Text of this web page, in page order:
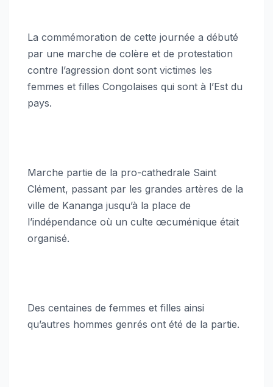
La commémoration de cette journée a débuté
par une marche de colère et de protestation
contre l’agression dont sont victimes les
femmes et filles Congolaises qui sont à l’Est du
pays.
Marche partie de la pro-cathedrale Saint
Clément, passant par les grandes artères de la
ville de Kananga jusqu’à la place de
l’indépendance où un culte œcuménique était
organisé.
Des centaines de femmes et filles ainsi
qu’autres hommes genrés ont été de la partie.